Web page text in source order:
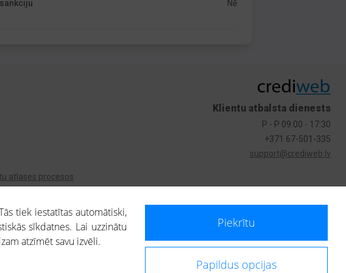
Nē
atlases procesos
Klientu atbalsta dienests
P - P 09:00 - 17:30
+371 67-501-335
support@crediweb.lv
spēka. Portāla lietotājs, izmantojot portālā saņemto informāciju, ir atbildīgs par fizisko
tiek iestatītas automātiski,
sīkdatnes. Lai uzzinātu
atzīmēt savu izvēli.
Piekrītu
Papildus opcijas